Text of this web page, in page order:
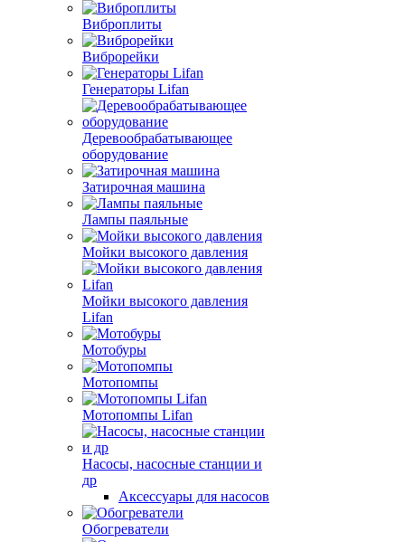
Виброплиты
Виброрейки
Генераторы Lifan
Деревообрабатывающее
оборудование
Затирочная машина
Лампы паяльные
Мойки высокого давления
Мойки высокого давления
Lifan
Мотобуры
Мотопомпы
Мотопомпы Lifan
Насосы, насосные станции и
др
Аксессуары для насосов
Обогреватели